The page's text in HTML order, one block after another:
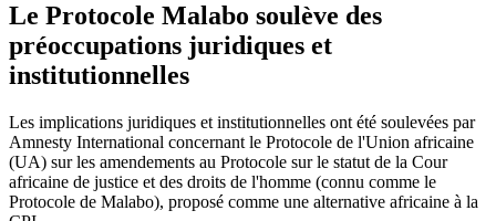
Le Protocole Malabo soulève des
préoccupations juridiques et
institutionnelles
Les implications juridiques et institutionnelles ont été soulevées par
Amnesty International concernant le Protocole de l'Union africaine
(UA) sur les amendements au Protocole sur le statut de la Cour
africaine de justice et des droits de l'homme (connu comme le
Protocole de Malabo), proposé comme une alternative africaine à la